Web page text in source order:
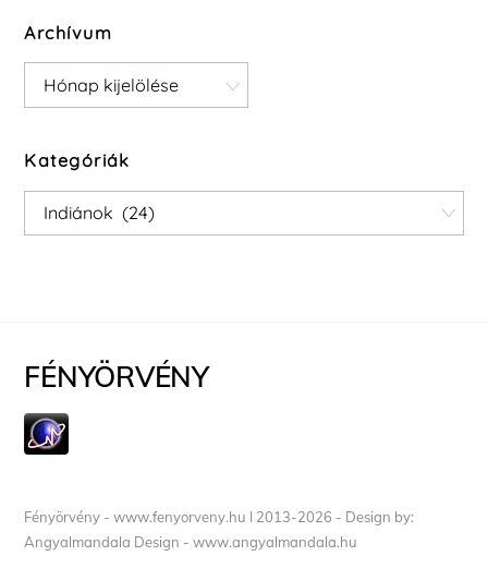
Archívum
Archívum
Kategóriák
Kategóriák
FÉNYÖRVÉNY
Fényörvény - www.fenyorveny.hu I 2013-2026 - Design by:
Angyalmandala Design - www.angyalmandala.hu